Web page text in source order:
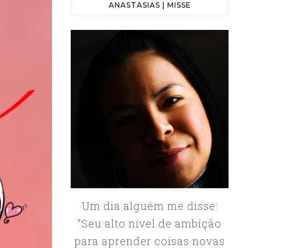
ANASTASIAS | MISSE
Um dia alguém me disse:
”Seu alto nível de ambição
para aprender coisas novas